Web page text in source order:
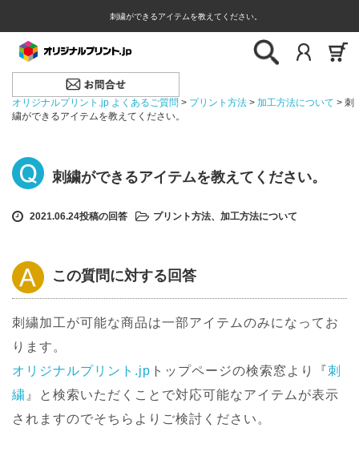
刺繍ができるアイテムを教えてください。
オリジナルプリント.jp よくあるご質問 > プリント方法 > 加工方法について > 刺
繍ができるアイテムを教えてください。
刺繍ができるアイテムを教えてください。
2021.06.24投稿の回答 プリント方法、 加工方法について
この質問に対する回答
刺繍加工が可能な商品は一部アイテムのみになってお
ります。
オリジナルプリント.jp トップページの検索窓より『刺
繍 』と検索いただくことで対応可能なアイテムが表示
されますのでそちらよりご検討ください。